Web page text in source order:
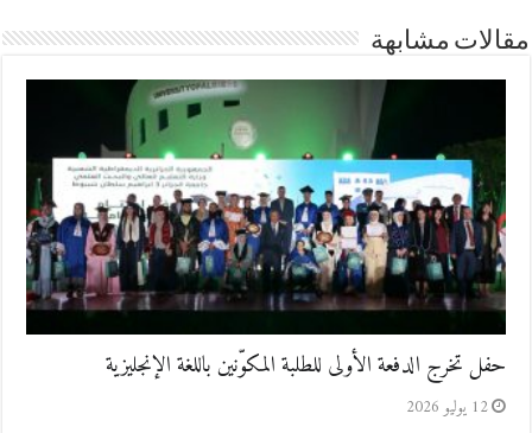
مقالات مشابهة
حفل تخرج الدفعة الأولى للطلبة المكوّنين باللغة الإنجليزية
12 يوليو 2026